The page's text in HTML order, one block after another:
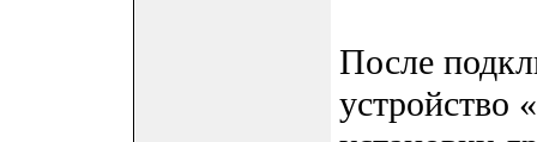
После
устройство